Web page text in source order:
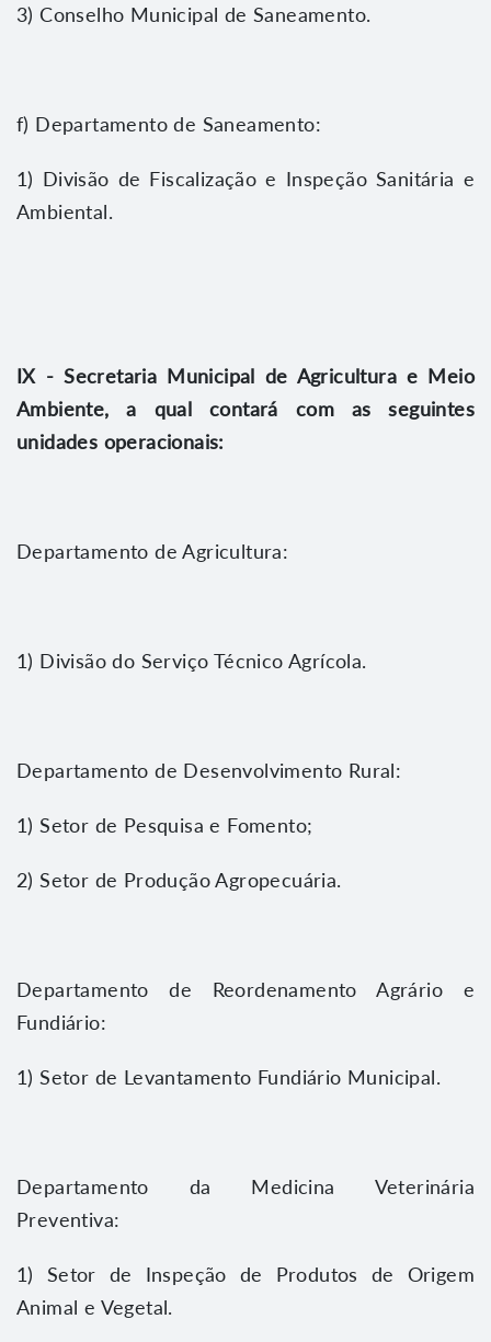
3) Conselho Municipal de Saneamento.
f) Departamento de Saneamento:
1) Divisão de Fiscalização e Inspeção Sanitária e
Ambiental.
IX - Secretaria Municipal de Agricultura e Meio
Ambiente, a qual contará com as seguintes
unidades operacionais:
Departamento de Agricultura:
1) Divisão do Serviço Técnico Agrícola.
Departamento de Desenvolvimento Rural:
1) Setor de Pesquisa e Fomento;
2) Setor de Produção Agropecuária.
Departamento de Reordenamento Agrário e
Fundiário:
1) Setor de Levantamento Fundiário Municipal.
Departamento da Medicina Veterinária
Preventiva:
1) Setor de Inspeção de Produtos de Origem
Animal e Vegetal.